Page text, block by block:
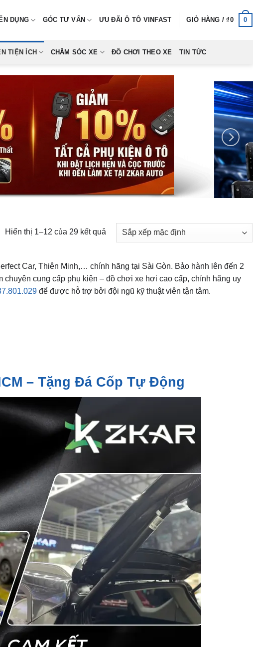
DỤNG GÓC TƯ VẤN ƯU ĐÃI Ô TÔ VINFAST GIỎ HÀNG /₫0 0
TIỆN ÍCH CHĂM SÓC XE ĐỒ CHƠI THEO XE TIN TỨC
Hiển thị 1–12 của 29 kết quả
Car, Thiên Minh,… chính hãng tại Sài Gòn. Bảo hành lên đến 2
cung cấp phụ kiện – đồ chơi xe hơi cao cấp, chính hãng uy
để được hỗ trợ bởi đội ngũ kỹ thuật viên tận tâm.
– Tặng Đá Cốp Tự Động